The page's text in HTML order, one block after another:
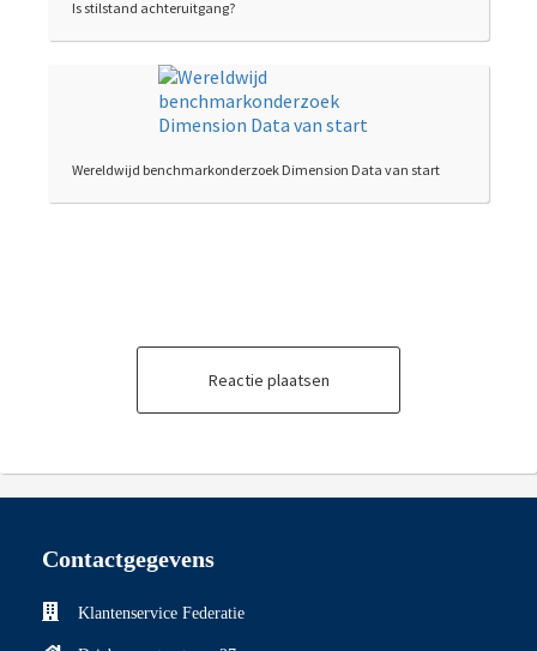
Is stilstand achteruitgang?
Wereldwijd benchmarkonderzoek Dimension Data van start
Reactie plaatsen
Contactgegevens
Klantenservice Federatie